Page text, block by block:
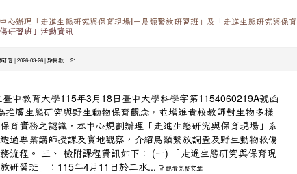
心辦理「走進生態研究與保育現場I－鳥類繫放研習班」及「走進生態研究與保育
研習班」活動資訊
研習 | 2026-03-26 | 點閱數： 91
中教育大學115年3月18日臺中大學科學字第1154060219A號函
推廣生態研究與野生動物保育觀念，並增進貴校教師對生物多樣
育實務之認識，本中心規劃辦理「走進生態研究與保育現場」系
過專業講師授課及實地觀察，介紹鳥類繫放調查及野生動物救傷
流程。 三、 檢附課程資訊如下： (一) 「走進生態研究與保育現
研習班」：115年4月11日於二水...
觀看完整文章